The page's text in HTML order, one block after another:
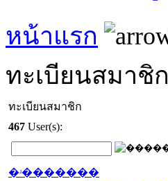
หน้าแรก
ทะเบียนสมาชิก
ทะเบียนสมาชิก
467 User(s):
�ʴ�������